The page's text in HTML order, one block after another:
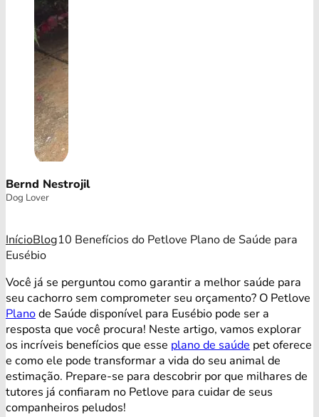
Bernd Nestrojil
Dog Lover
InícioBlog10 Benefícios do Petlove Plano de Saúde para
Eusébio
Você já se perguntou como garantir a melhor saúde para
seu cachorro sem comprometer seu orçamento? O Petlove
Planode Saúde disponível para Eusébio pode ser a
resposta que você procura! Neste artigo, vamos explorar
os incríveis benefícios que esse plano de saúde pet oferece
e como ele pode transformar a vida do seu animal de
estimação. Prepare-se para descobrir por que milhares de
tutores já confiaram no Petlove para cuidar de seus
companheiros peludos!